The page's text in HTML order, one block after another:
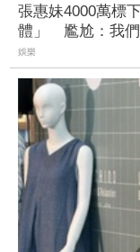
張惠妹4000萬標
體」 尷尬：我
娛樂